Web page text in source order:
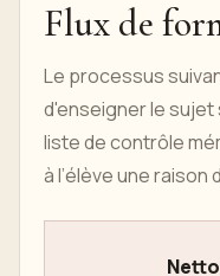
Flux de
Le processus
d'enseigner le
liste de contrôle
à l’élève une raison